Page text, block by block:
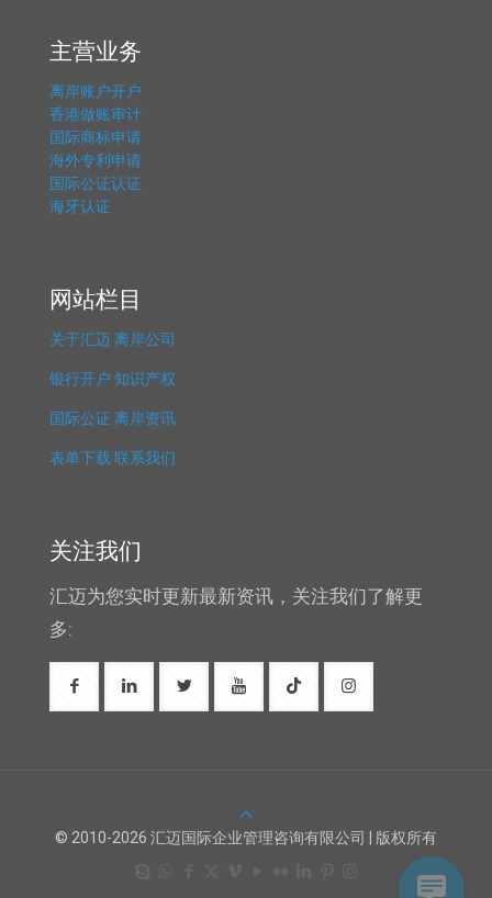
主营业务
离岸账户开户
香港做账审计
国际商标申请
海外专利申请
国际公证认证
海牙认证
网站栏目
关于汇迈离岸公司
银行开户 知识产权
国际公证 离岸资讯
表单下载 联系我们
关注我们
汇迈为您实时更新最新资讯，关注我们了解更
多:
© 2010-2026 汇迈国际企业管理咨询有限公司 | 版权所有